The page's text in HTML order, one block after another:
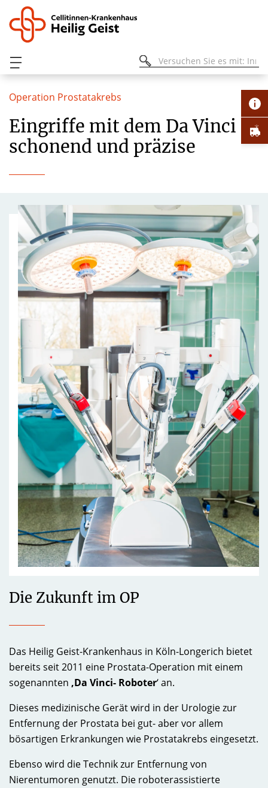
Operation Prostatakrebs
Eingriffe mit dem Da Vinci -
schonend und präzise
Die Zukunft im OP
Das Heilig Geist-Krankenhaus in Köln-Longerich bietet
bereits seit 2011 eine Prostata-Operation mit einem
sogenannten ‚Da Vinci- Roboter‘ an.
Dieses medizinische Gerät wird in der Urologie zur
Entfernung der Prostata bei gut- aber vor allem
bösartigen Erkrankungen wie Prostatakrebs eingesetzt.
Ebenso wird die Technik zur Entfernung von
Nierentumoren genutzt. Die roboterassistierte